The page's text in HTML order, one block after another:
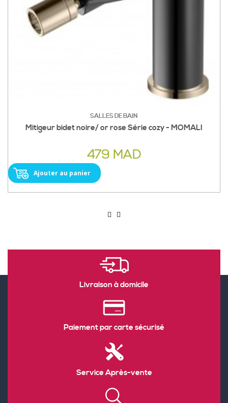
SALLES DE BAIN
Mitigeur bidet noire/ or rose Série cozy - MOMALI
479 MAD
Ajouter au panier
Livraison à domicile
Paiement par carte sécurisé
Service Après-vente